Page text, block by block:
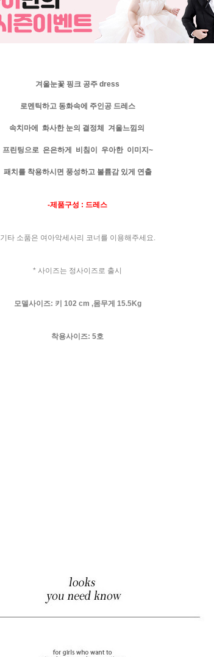
겨울눈꽃 핑크 공주 dress
로멘틱하고 동화속에 주인공 드레스
속치마에 화사한 눈의 결정체 겨울느낌의
프린팅으로 은은하게 비침이 우아한 이미지~
패치를 착용하시면 풍성하고 볼륨감 있게 연출
-제품구성 : 드레스
기타 소품은 여아악세사리 코너를 이용해주세요.
* 사이즈는 정사이즈로 출시
모델사이즈: 키 102 cm ,몸무게 15.5Kg
착용사이즈: 5호